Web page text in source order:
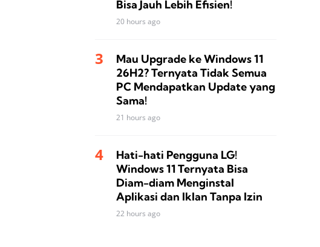
Bisa Jauh Lebih Efisien!
20 hours ago
Mau Upgrade ke Windows 11
26H2? Ternyata Tidak Semua
PC Mendapatkan Update yang
Sama!
21 hours ago
Hati-hati Pengguna LG!
Windows 11 Ternyata Bisa
Diam-diam Menginstal
Aplikasi dan Iklan Tanpa Izin
22 hours ago